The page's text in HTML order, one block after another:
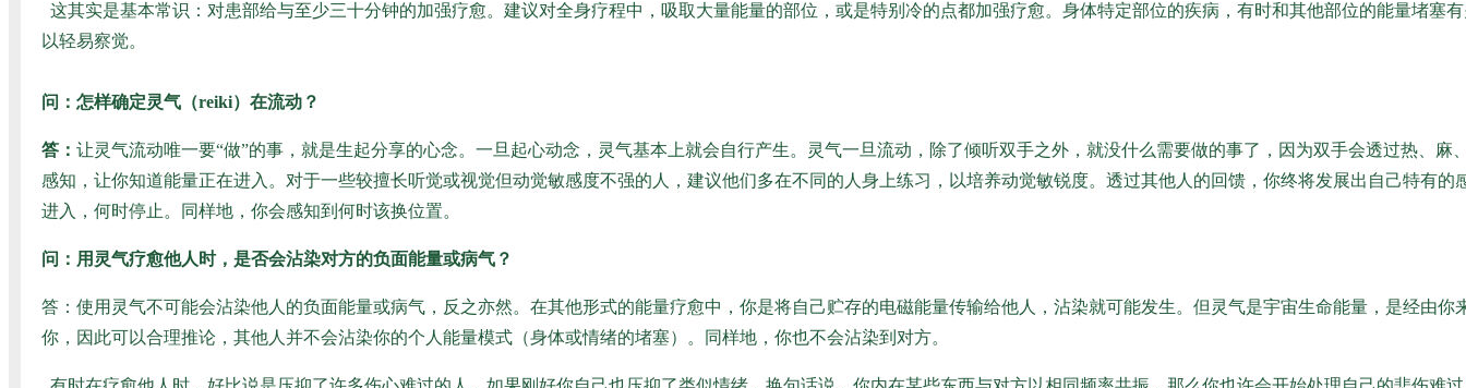
这其实是基本常识：对患部给与至少三十分钟的加强疗愈。建议对全身疗程中，吸取大量能量的部位，或是特别冷的点都加强疗愈。身体特定部位的疾病，有时和其他部位的能量堵塞
以轻易察觉。
问：怎样确定灵气（reiki）在流动？
答： 让灵气流动唯一要“做”的事，就是生起分享的心念。一旦起心动念，灵气基本上就会自行产生。灵气一旦流动，除了倾听双手之外，就没什么需要做的事了，因为双手会透过热、麻
感知，让你知道能量正在进入。对于一些较擅长听觉或视觉但动觉敏感度不强的人，建议他们多在不同的人身上练习，以培养动觉敏锐度。透过其他人的回馈，你终将发展出自己特有的
进入，何时停止。同样地，你会感知到何时该换位置。
问：用灵气疗愈他人时，是否会沾染对方的负面能量或病气？
答：使用灵气不可能会沾染他人的负面能量或病气，反之亦然。在其他形式的能量疗愈中，你是将自己贮存的电磁能量传输给他人，沾染就可能发生。但灵气是宇宙生命能量，是经由你
你，因此可以合理推论，其他人并不会沾染你的个人能量模式（身体或情绪的堵塞）。同样地，你也不会沾染到对方。